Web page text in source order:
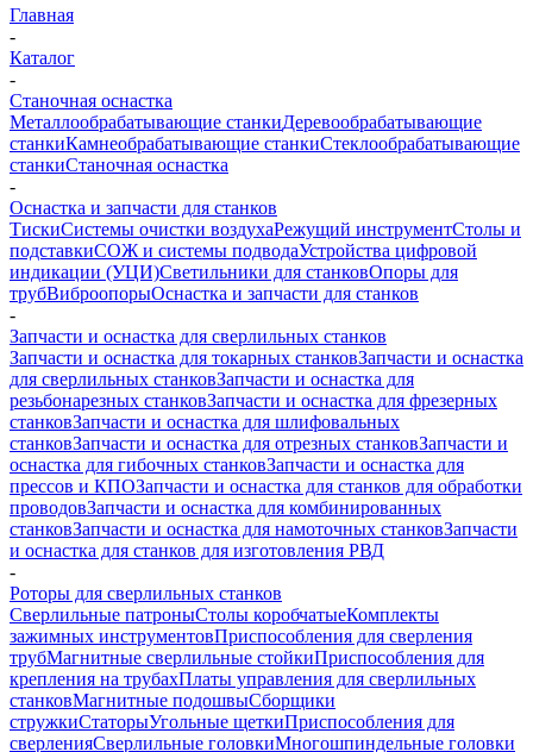
Главная
-
Каталог
-
Станочная оснастка
Металлообрабатывающие станкиДеревообрабатывающие
станкиКамнеобрабатывающие станкиСтеклообрабатывающие
станкиСтаночная оснастка
-
Оснастка и запчасти для станков
ТискиСистемы очистки воздухаРежущий инструментСтолы и
подставкиСОЖ и системы подводаУстройства цифровой
индикации (УЦИ)Светильники для станковОпоры для
трубВиброопорыОснастка и запчасти для станков
-
Запчасти и оснастка для сверлильных станков
Запчасти и оснастка для токарных станковЗапчасти и оснастка
для сверлильных станковЗапчасти и оснастка для
резьбонарезных станковЗапчасти и оснастка для фрезерных
станковЗапчасти и оснастка для шлифовальных
станковЗапчасти и оснастка для отрезных станковЗапчасти и
оснастка для гибочных станковЗапчасти и оснастка для
прессов и КПОЗапчасти и оснастка для станков для обработки
проводовЗапчасти и оснастка для комбинированных
станковЗапчасти и оснастка для намоточных станковЗапчасти
и оснастка для станков для изготовления РВД
-
Роторы для сверлильных станков
Сверлильные патроныСтолы коробчатыеКомплекты
зажимных инструментовПриспособления для сверления
трубМагнитные сверлильные стойкиПриспособления для
крепления на трубахПлаты управления для сверлильных
станковМагнитные подошвыСборщики
стружкиСтаторыУгольные щеткиПриспособления для
сверленияСверлильные головкиМногошпиндельные головки